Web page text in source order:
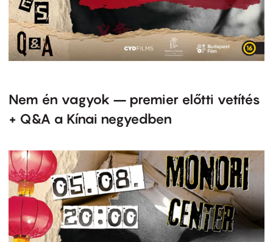
Nem én vagyok – premier előtti vetítés
+ Q&A a Kínai negyedben